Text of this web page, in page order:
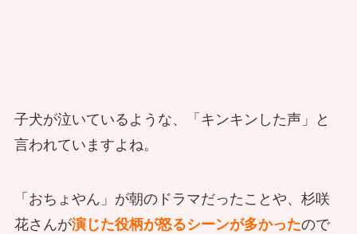
子犬が泣いているような、「キンキンした声」と
言われていますよね。
「おちょやん」が朝のドラマだったことや、杉咲
花さんが演じた役柄が怒るシーンが多かったので